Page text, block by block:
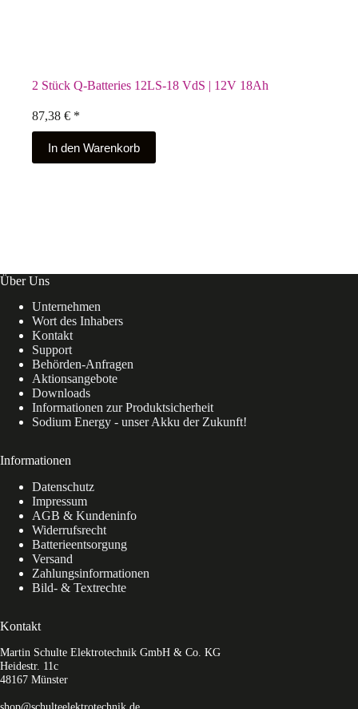
2 Stück Q-Batteries 12LS-18 VdS | 12V 18Ah
87,38 € *
In den Warenkorb
Über Uns
Unternehmen
Wort des Inhabers
Kontakt
Support
Behörden-Anfragen
Aktionsangebote
Downloads
Informationen zur Produktsicherheit
Sodium Energy - unser Akku der Zukunft!
Informationen
Datenschutz
Impressum
AGB & Kundeninfo
Widerrufsrecht
Batterieentsorgung
Versand
Zahlungsinformationen
Bild- & Textrechte
Kontakt
Martin Schulte Elektrotechnik GmbH & Co. KG
Heidestr. 11c
48167 Münster